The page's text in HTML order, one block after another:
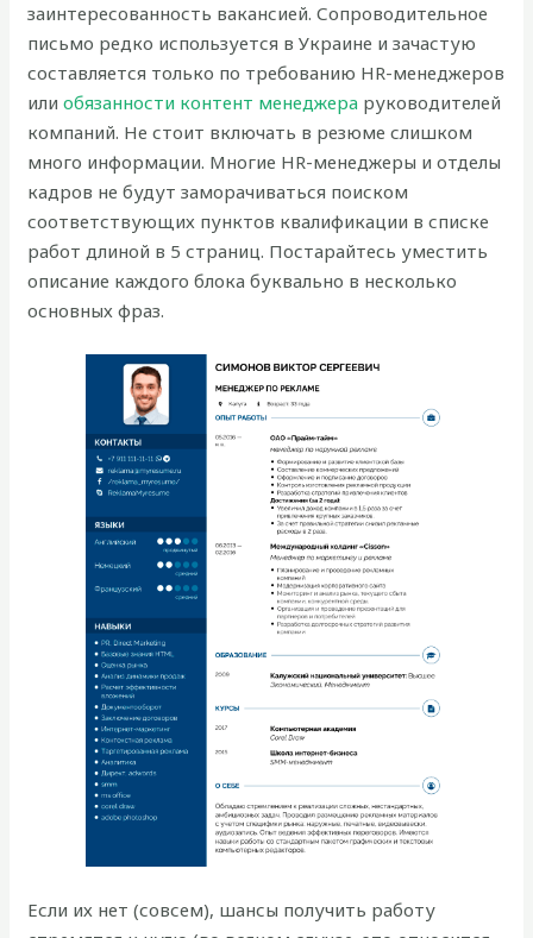
заинтересованность вакансией. Сопроводительное
письмо редко используется в Украине и зачастую
составляется только по требованию HR-менеджеров
илиобязанности контент менеджера руководителей
компаний. Не стоит включать в резюме слишком
много информации. Многие HR-менеджеры и отделы
кадров не будут заморачиваться поиском
соответствующих пунктов квалификации в списке
работ длиной в 5 страниц. Постарайтесь уместить
описание каждого блока буквально в несколько
основных фраз.
Если их нет (совсем), шансы получить работу